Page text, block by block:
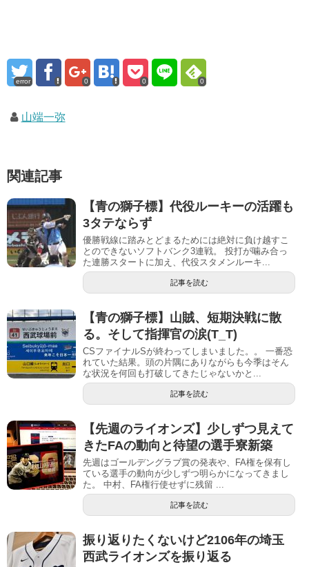
error 0 0 0
山端一弥
関連記事
【青の獅子標】代役ルーキーの活躍も
3タテならず
優勝戦線に踏みとどまるためには絶対に負け越すこ
とのできないソフトバンク3連戦。 投打が噛み合っ
た連勝スタートに加え、代役スタメンルーキ...
記事を読む
【青の獅子標】山賊、短期決戦に散
る。そして指揮官の涙(T_T)
CSファイナルSが終わってしまいました。。 一番恐
れていた結果。頭の片隅にありながらも今季はそん
な状況を何回も打破してきたじゃないかと...
記事を読む
【先週のライオンズ】少しずつ見えて
きたFAの動向と待望の選手寮新築
先週はゴールデングラブ賞の発表や、FA権を保有し
ている選手の動向が少しずつ明らかになってきまし
た。 中村、FA権行使せずに残留 ...
記事を読む
振り返りたくないけど2106年の埼玉
西武ライオンズを振り返る